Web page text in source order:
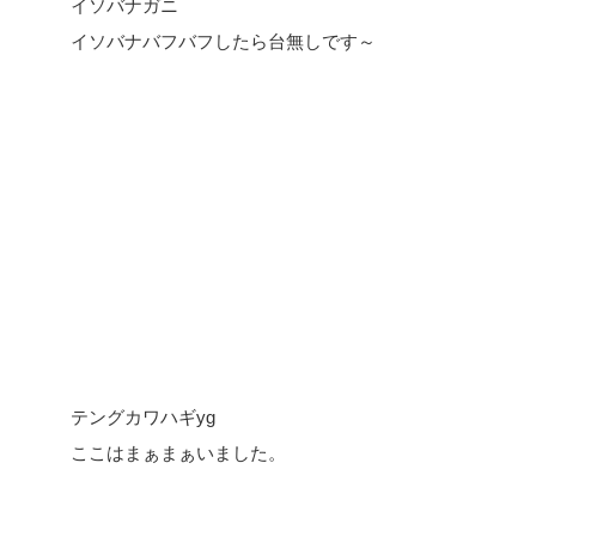
イソバナガニ
イソバナバフバフしたら台無しです～
テングカワハギyg
ここはまぁまぁいました。